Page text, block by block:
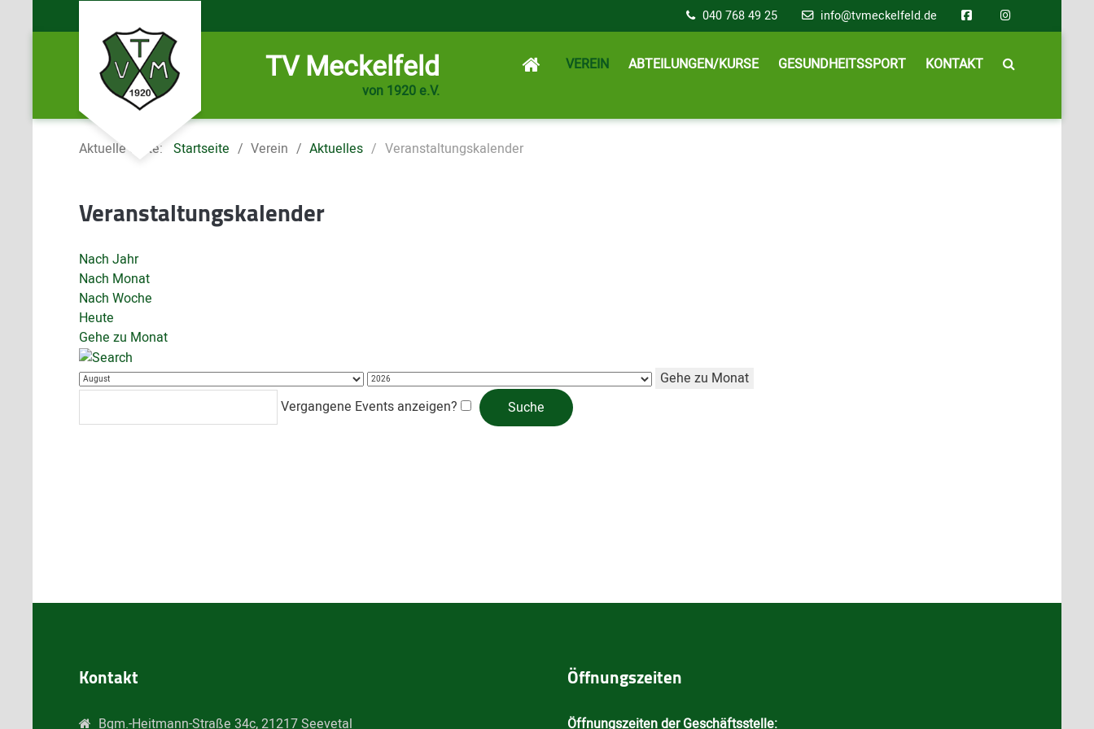
040 768 49 25 info@tvmeckelfeld.de
TV Meckelfeld
von 1920 e.V.
VEREIN ABTEILUNGEN/KURSE GESUNDHEITSSPORT KONTAKT
Aktuelle Seite: Startseite Verein Aktuelles Veranstaltungskalender
Veranstaltungskalender
Nach Jahr
Nach Monat
Nach Woche
Heute
Gehe zu Monat
Gehe zu Monat
Vergangene Events anzeigen?
Kontakt
Bgm.-Heitmann-Straße 34c, 21217 Seevetal
Öffnungszeiten
Öffnungszeiten der Geschäftsstelle: